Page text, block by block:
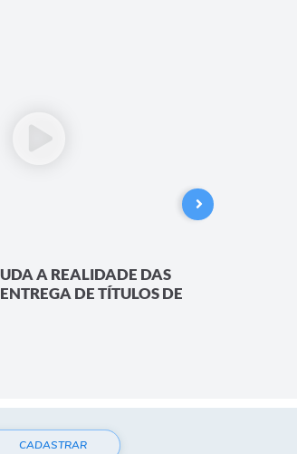
A REALIDADE DAS
DE TÍTULOS DE
CADASTRAR